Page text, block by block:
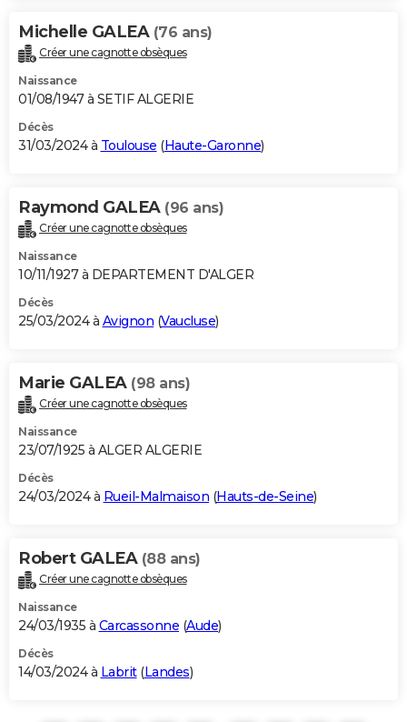
Michelle GALEA (76 ans)
Créer une cagnotte obsèques
Naissance
01/08/1947 à SETIF ALGERIE
Décès
31/03/2024 à Toulouse (Haute-Garonne)
Raymond GALEA (96 ans)
Créer une cagnotte obsèques
Naissance
10/11/1927 à DEPARTEMENT D'ALGER
Décès
25/03/2024 à Avignon (Vaucluse)
Marie GALEA (98 ans)
Créer une cagnotte obsèques
Naissance
23/07/1925 à ALGER ALGERIE
Décès
24/03/2024 à Rueil-Malmaison (Hauts-de-Seine)
Robert GALEA (88 ans)
Créer une cagnotte obsèques
Naissance
24/03/1935 à Carcassonne (Aude)
Décès
14/03/2024 à Labrit(Landes)